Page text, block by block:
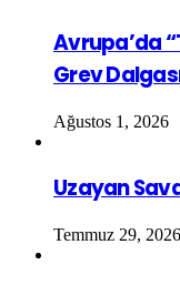
Avrupa’da
Grev
Ağustos 1, 2026
Uzayan
Temmuz 29, 2026